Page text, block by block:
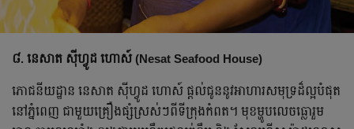
៨. នេសាត ស៊ីហ្វូដ ហោស៍ (Nesat Seafood House)
ភោជនីយដ្ឋាន នេសាត ស៊ីហ្វូដ ហោស៍ ផ្តល់ជូននូវអាហារសមុទ្រដ៏ល្អបំផុត
នៅភ្នំពេញ ជាមួយគ្រឿងផ្សំស្រស់ៗពីទីក្រុងកំពត។ មុខម្ហូបលេចធ្លោរួម